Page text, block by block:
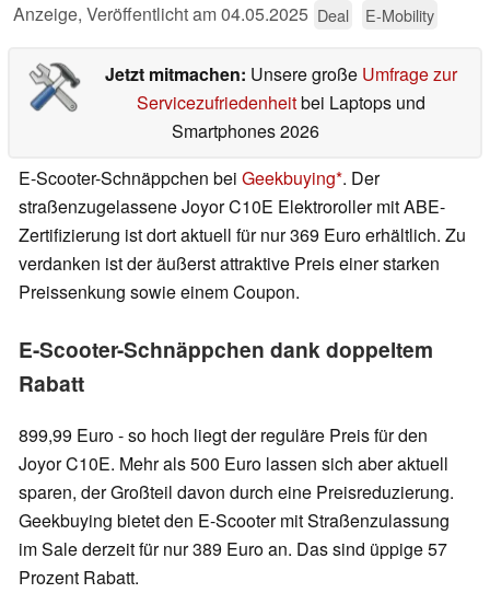
Anzeige, Veröffentlicht am04.05.2025 Deal E-Mobility
Jetzt mitmachen: Unsere große Umfrage zur
Servicezufriedenheitbei Laptops und
Smartphones 2026
E-Scooter-Schnäppchen bei Geekbuying . Der
straßenzugelassene Joyor C10E Elektroroller mit ABE-
Zertifizierung ist dort aktuell für nur 369 Euro erhältlich. Zu
verdanken ist der äußerst attraktive Preis einer starken
Preissenkung sowie einem Coupon.
E-Scooter-Schnäppchen dank doppeltem
Rabatt
899,99 Euro - so hoch liegt der reguläre Preis für den
Joyor C10E. Mehr als 500 Euro lassen sich aber aktuell
sparen, der Großteil davon durch eine Preisreduzierung.
Geekbuying bietet den E-Scooter mit Straßenzulassung
im Sale derzeit für nur 389 Euro an. Das sind üppige 57
Prozent Rabatt.